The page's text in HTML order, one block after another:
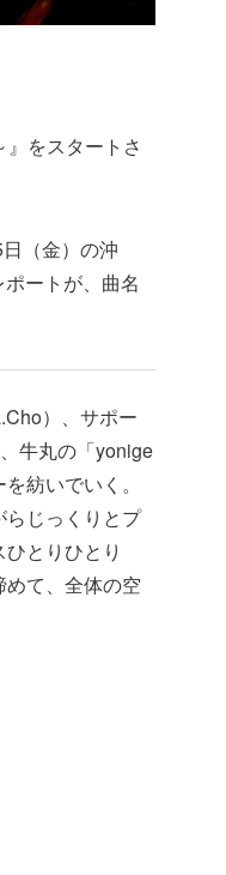
をスタートさ
（金）の沖
ートが、曲名
）、サポー
牛丸の「yonige
紡いでいく。
じっくりとプ
とりひとり
て、全体の空